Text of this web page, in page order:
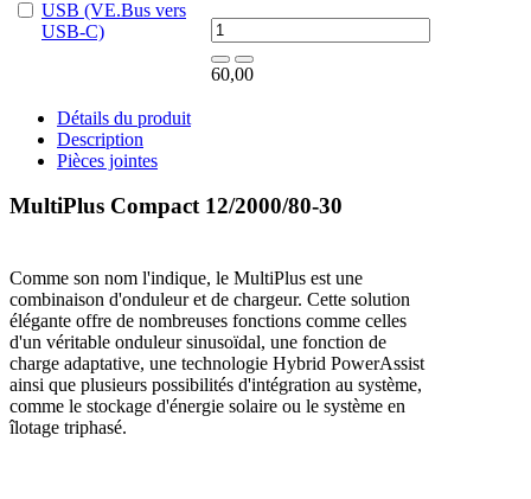
60,00
Détails du produit
Description
Pièces jointes
MultiPlus Compact 12/2000/80-30
Comme son nom l'indique, le MultiPlus est une
combinaison d'onduleur et de chargeur. Cette solution
élégante offre de nombreuses fonctions comme celles
d'un véritable onduleur sinusoïdal, une fonction de
charge adaptative, une technologie Hybrid PowerAssist
ainsi que plusieurs possibilités d'intégration au système,
comme le stockage d'énergie solaire ou le système en
îlotage triphasé.